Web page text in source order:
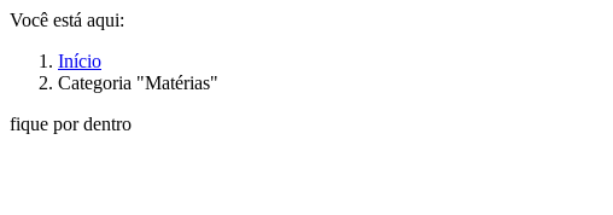
Você está aqui:
Início
Categoria "Matérias"
fique por dentro